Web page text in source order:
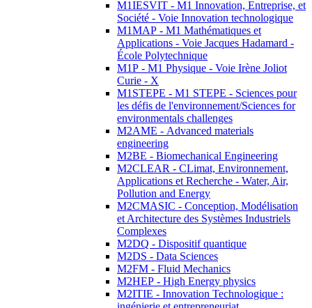
M1IESVIT - M1 Innovation, Entreprise, et
Société - Voie Innovation technologique
M1MAP - M1 Mathématiques et
Applications - Voie Jacques Hadamard -
École Polytechnique
M1P - M1 Physique - Voie Irène Joliot
Curie - X
M1STEPE - M1 STEPE - Sciences pour
les défis de l'environnement/Sciences for
environmentals challenges
M2AME - Advanced materials
engineering
M2BE - Biomechanical Engineering
M2CLEAR - CLimat, Environnement,
Applications et Recherche - Water, Air,
Pollution and Energy
M2CMASIC - Conception, Modélisation
et Architecture des Systèmes Industriels
Complexes
M2DQ - Dispositif quantique
M2DS - Data Sciences
M2FM - Fluid Mechanics
M2HEP - High Energy physics
M2ITIE - Innovation Technologique :